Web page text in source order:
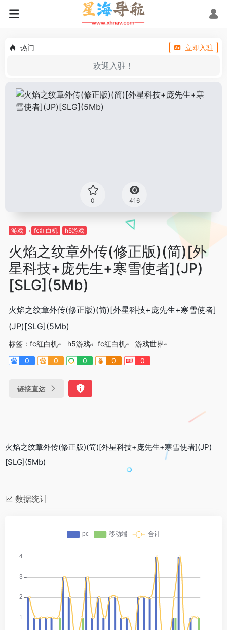
热门 立即入驻
欢迎入驻！
0 416
游戏 fc红白机 h5游戏
火焰之纹章外传(修正版)(简)[外
星科技+庞先生+寒雪使者](JP)
[SLG](5Mb)
火焰之纹章外传(修正版)(简)[外星科技+庞先生+寒雪使者]
(JP)[SLG](5Mb)
标签： fc红白机 h5游戏 fc红白机
游戏世界
0
0 0 0 0
链接直达
火焰之纹章外传(修正版)(简)[外星科技+庞先生+寒雪使者](JP)
[SLG](5Mb)
数据统计